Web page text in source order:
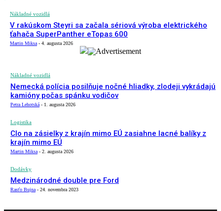
Nákladné vozidlá
V rakúskom Steyri sa začala sériová výroba elektrického
ťahača SuperPanther eTopas 600
Martin Miksa - 4. augusta 2026
Nákladné vozidlá
Nemecká polícia posilňuje nočné hliadky, zlodeji vykrádajú
kamióny počas spánku vodičov
Petra Lehotská - 1. augusta 2026
Logistika
Clo na zásielky z krajín mimo EÚ zasiahne lacné balíky z
krajín mimo EÚ
Martin Miksa - 2. augusta 2026
Dodávky
Medzinárodné double pre Ford
Rasťo Bujna - 24. novembra 2023